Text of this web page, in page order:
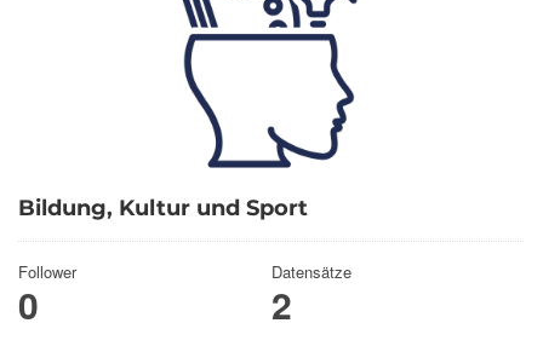
Bildung, Kultur und Sport
Follower
0
Datensätze
2